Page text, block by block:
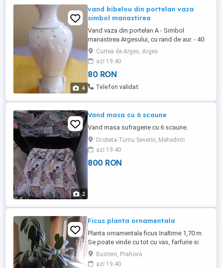
4
vand bibelou din portelan vaza
simbol manastirea
Vand vaza din portelan A - Simbol
manastirea Argesului, cu rand de aur. - 40
roni B - Suport doua fotografii pereche -
40 roni
Curtea de Arges, Arges
azi 19:40
80 RON
Telefon validat
2
Vand masa cu 6 scaune
Vand masa sufragerie cu 6 scaune.
Drobeta-Turnu Severin, Mehedinti
azi 19:40
800 RON
Ficus planta ornamentala
Planta ornamentala ficus Inaltime 1,70 m
Se poate vinde cu tot cu vas, farfurie si
suport pe roti robust la pretul de 280 MAI
MULTE POZE PE WATHS APP
Busteni, Prahova
azi 19:40